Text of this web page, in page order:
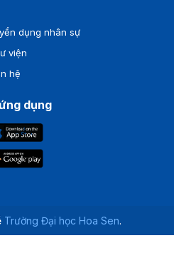
dụng nhân sự
viện
hệ
dụng
Trường Đại học Hoa Sen.